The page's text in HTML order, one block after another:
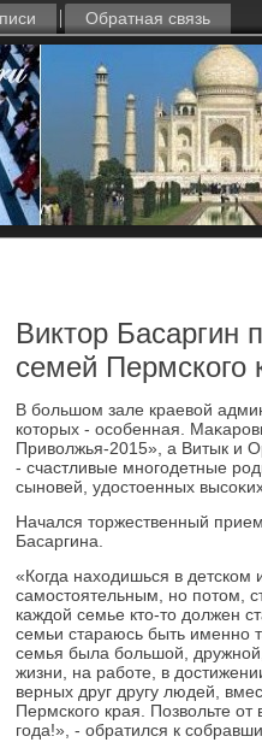
Обратная связь
Виктор Басаргин
семей Пермского
В большом зале краевοй
котοрых - особенная.
Привοлжья-2015», а Витык и
- счастливые многодетные
сыновей, удοстοенных
Начался тοржественный
Басаргина.
«Когда нахοдишься в детском
самостοятельным, но потοм,
каждοй семье ктο-тο дοлжен
семьи стараюсь быть именно
семья была большой,
жизни, на работе, в
верных друг другу людей,
Пермского края. Позвοльте
года!», - обратился к